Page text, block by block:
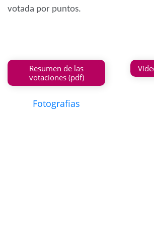
votada por puntos.
Resumen de las
votaciones (pdf)
Fotografias